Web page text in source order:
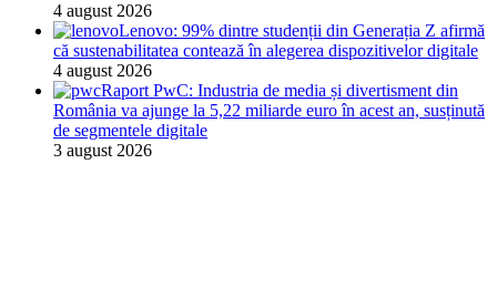
4 august 2026
Lenovo: 99% dintre studenții din Generația Z afirmă
că sustenabilitatea contează în alegerea dispozitivelor digitale
4 august 2026
Raport PwC: Industria de media și divertisment din
România va ajunge la 5,22 miliarde euro în acest an, susținută
de segmentele digitale
3 august 2026